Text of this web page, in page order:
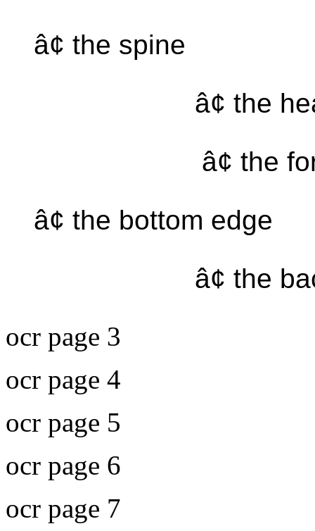
â¢ the spine
â¢ the
â¢ the
â¢ the bottom edge
â¢ the
ocr page 3
ocr page 4
ocr page 5
ocr page 6
ocr page 7